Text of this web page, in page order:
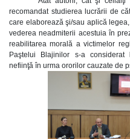
recomandat studierea lucrării de
care elaborează şi/sau aplică
vederea neadmiterii acestuia în
reabilitarea morală a victimelor
Paştelui Blajinilor s-a
nefiinţă în urma ororilor cauzate de